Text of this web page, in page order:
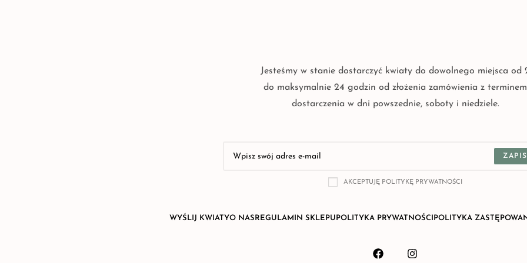
Jesteśmy w stanie dostarczyć kwiaty do dowolnego miejsca od
do maksymalnie 24 godzin od złożenia zamówienia z terminem
dostarczenia w dni powszednie, soboty i niedziele.
AKCEPTUJĘ POLITYKĘ PRYWATNOŚCI
WYŚLIJ KWIATYO NAS REGULAMIN SKLEPU POLITYKA PRYWATNOŚCI POLITYKA